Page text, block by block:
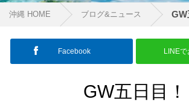
沖縄 HOME ブログ&ニュース GW
GW五日目！
Facebook LINE